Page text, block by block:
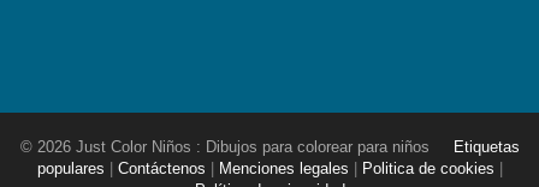
© 2026 Just Color Niños : Dibujos para colorear para niños
Etiquetas
populares
Contáctenos Menciones legales Politica de cookies